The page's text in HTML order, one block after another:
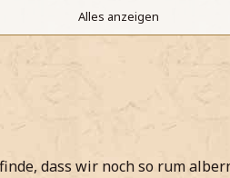
du bereuen.
das man das echt gar
nicht
das wohl wirklich etwas
Alles anzeigen
dass wir noch so rum